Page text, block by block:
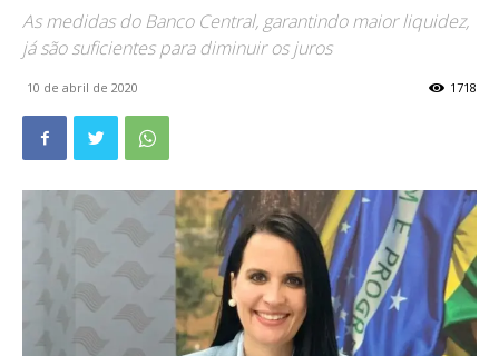
As medidas do Banco Central, garantindo maior liquidez,
já são suficientes para diminuir os juros
10 de abril de 2020 1718